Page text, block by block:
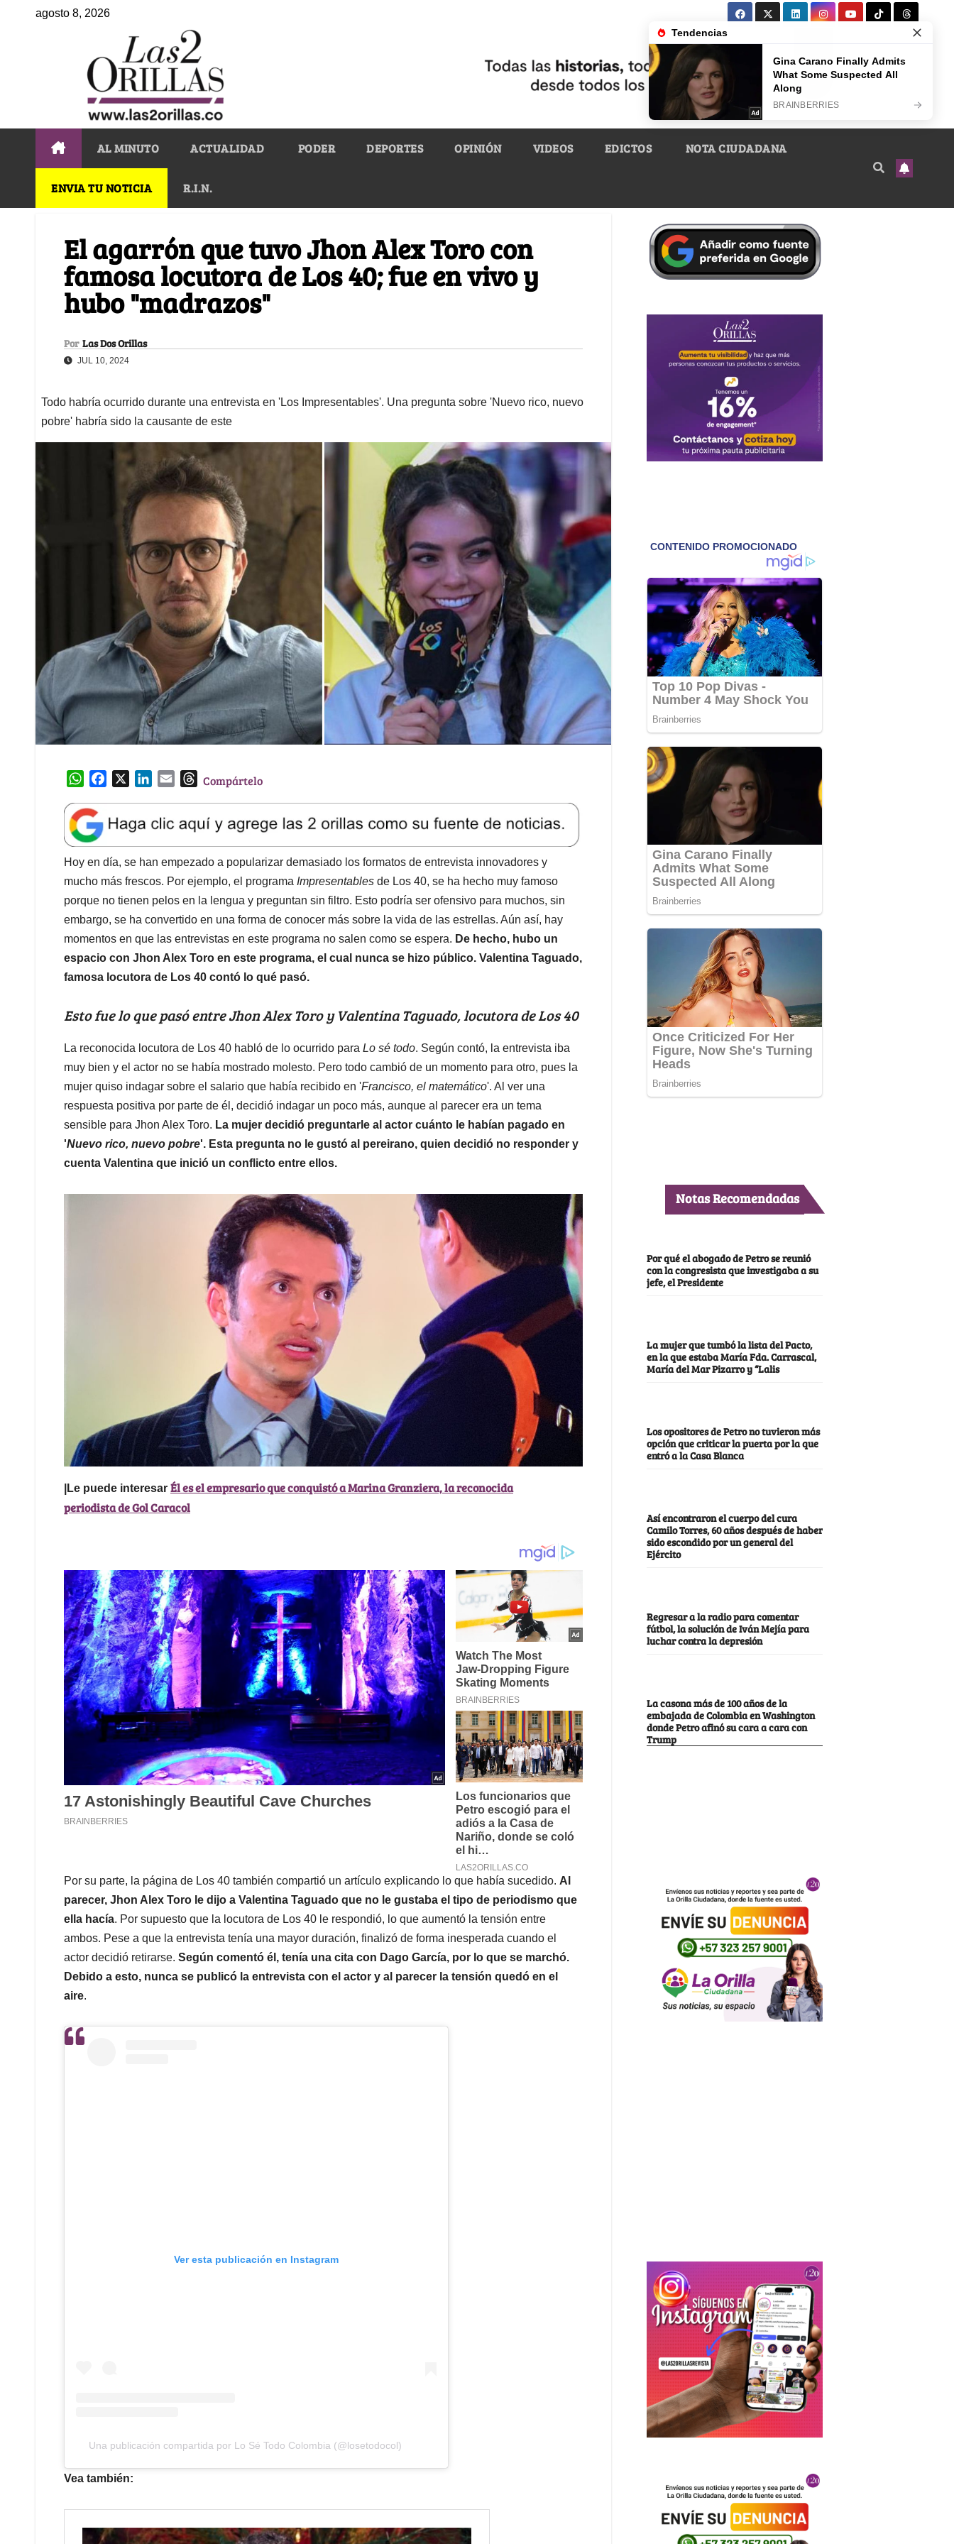
agosto 8, 2026
AL MINUTO ACTUALIDAD PODER DEPORTES OPINIÓN VIDEOS EDICTOS NOTA CIUDADANA
ENVIA TU NOTICIA R.I.N.
El agarrón que tuvo Jhon Alex Toro con
famosa locutora de Los 40; fue en vivo y
hubo "madrazos"
Por Las Dos Orillas
JUL 10, 2024
Todo habría ocurrido durante una entrevista en 'Los Impresentables'. Una pregunta sobre 'Nuevo rico, nuevo
pobre' habría sido la causante de este
W
a
t
s
A
p
p
e
b
o
o
k
k
e
d
I
n
l
T
e
a
d
s
Compártelo
Hoy en día, se han empezado a popularizar demasiado los formatos de entrevista innovadores y
mucho más frescos. Por ejemplo, el programa Impresentables de Los 40, se ha hecho muy famoso
porque no tienen pelos en la lengua y preguntan sin filtro. Esto podría ser ofensivo para muchos, sin
embargo, se ha convertido en una forma de conocer más sobre la vida de las estrellas. Aún así, hay
momentos en que las entrevistas en este programa no salen como se espera. De hecho, hubo un
espacio con Jhon Alex Toro en este programa, el cual nunca se hizo público. Valentina Taguado,
famosa locutora de Los 40 contó lo qué pasó.
Esto fue lo que pasó entre Jhon Alex Toro y Valentina Taguado, locutora de Los 40
La reconocida locutora de Los 40 habló de lo ocurrido para Lo sé todo. Según contó, la entrevista iba
muy bien y el actor no se había mostrado molesto. Pero todo cambió de un momento para otro, pues la
mujer quiso indagar sobre el salario que había recibido en 'Francisco, el matemático'. Al ver una
respuesta positiva por parte de él, decidió indagar un poco más, aunque al parecer era un tema
sensible para Jhon Alex Toro. La mujer decidió preguntarle al actor cuánto le habían pagado en
'Nuevo rico, nuevo pobre'. Esta pregunta no le gustó al pereirano, quien decidió no responder y
cuenta Valentina que inició un conflicto entre ellos.
|Le puede interesar Él es el empresario que conquistó a Marina Granziera, la reconocida
periodista de Gol Caracol
Por su parte, la página de Los 40 también compartió un artículo explicando lo que había sucedido. Al
parecer, Jhon Alex Toro le dijo a Valentina Taguado que no le gustaba el tipo de periodismo que
ella hacía. Por supuesto que la locutora de Los 40 le respondió, lo que aumentó la tensión entre
ambos. Pese a que la entrevista tenía una mayor duración, finalizó de forma inesperada cuando el
actor decidió retirarse. Según comentó él, tenía una cita con Dago García, por lo que se marchó.
Debido a esto, nunca se publicó la entrevista con el actor y al parecer la tensión quedó en el
aire.
Ver esta publicación en Instagram
Una publicación compartida por Lo Sé Todo Colombia (@losetodocol)
Vea también:
Notas Recomendadas
Por qué el abogado de Petro se reunió
con la congresista que investigaba a su
jefe, el Presidente
La mujer que tumbó la lista del Pacto,
en la que estaba María Fda. Carrascal,
María del Mar Pizarro y “Lalis
Los opositores de Petro no tuvieron más
opción que criticar la puerta por la que
entró a la Casa Blanca
Así encontraron el cuerpo del cura
Camilo Torres, 60 años después de haber
sido escondido por un general del
Ejército
Regresar a la radio para comentar
fútbol, la solución de Iván Mejía para
luchar contra la depresión
La casona más de 100 años de la
embajada de Colombia en Washington
donde Petro afinó su cara a cara con
Trump